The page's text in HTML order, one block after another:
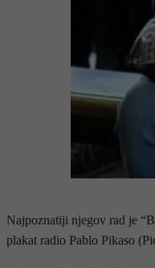
Najpoznatiji njegov rad je
plakat radio Pablo Pikaso